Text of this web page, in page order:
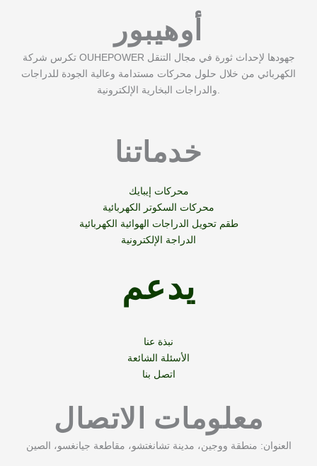
أوهيبور
تكرس شركة OUHEPOWER جهودها لإحداث ثورة في مجال التنقل
الكهربائي من خلال حلول محركات مستدامة وعالية الجودة للدراجات
والدراجات البخارية الإلكترونية.
خدماتنا
محركات إيبايك
محركات السكوتر الكهربائية
طقم تحويل الدراجات الهوائية الكهربائية
الدراجة الإلكترونية
يدعم
نبذة عنا
الأسئلة الشائعة
اتصل بنا
معلومات الاتصال
العنوان: منطقة ووجين، مدينة تشانغتشو، مقاطعة جيانغسو، الصين